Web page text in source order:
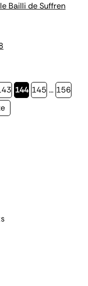
Bailli de Suffren
Page
144 Page
145 … Page
156